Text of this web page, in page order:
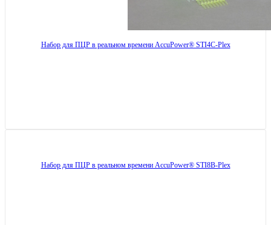
Набор для ПЦР в реальном времени AccuPower® STI4C-Plex
Набор для ПЦР в реальном времени AccuPower® STI8B-Plex